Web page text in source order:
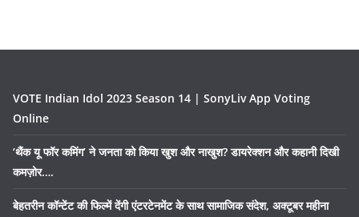
VOTE Indian Idol 2023 Season 14 | SonyLiv App Voting
Online
‘थैंक यू फॉर कमिंग’ ने जनता को किया खुश और नाखुश? डायरेक्शन और कहानी दिखी
कमज़ोर….
बेहतरीन कॉन्टेंट की फिल्में देंगी एंटरटेनमेंट के साथ सामाजिक संदेश, अक्टूबर महीना